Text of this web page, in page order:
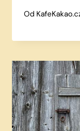
Od